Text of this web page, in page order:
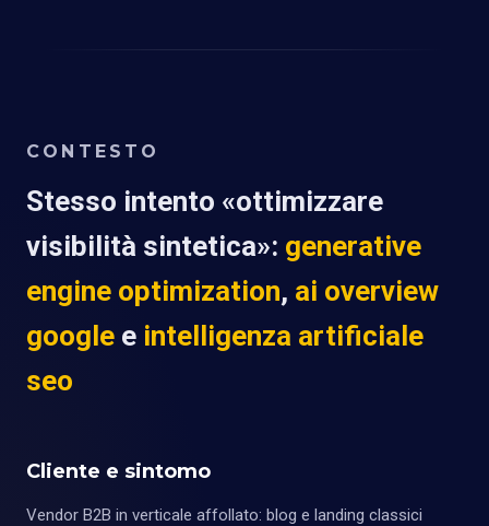
CONTESTO
Stesso intento «ottimizzare
visibilità sintetica»: generative
engine optimization, ai overview
google e intelligenza artificiale
seo
Cliente e sintomo
Vendor B2B in verticale affollato: blog e landing classici